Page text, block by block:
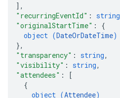
] ,
"recurringEventId" : string
"originalStartTime" : {
object (DateOrDateTime)
},
"transparency" : string,
"visibility" : string,
"attendees" :
[
{
object (Attendee)